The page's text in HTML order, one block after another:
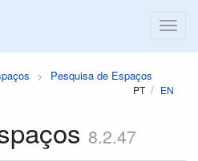
Pesquisa de Espaços
PT EN
8.2.47